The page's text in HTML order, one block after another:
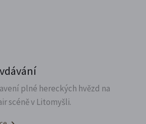
plné hereckých hvězd na
scéně v Litomyšli.